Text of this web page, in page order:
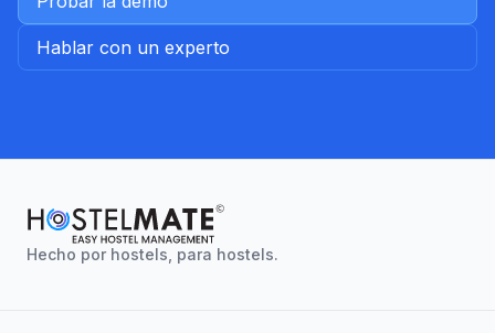
Hablar con un experto
Hecho por hostels, para hostels.